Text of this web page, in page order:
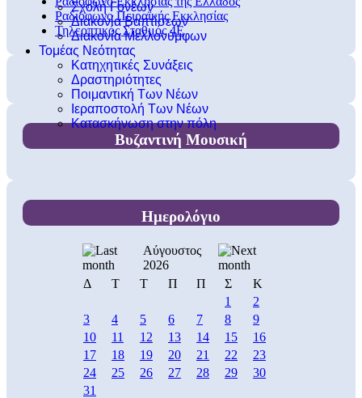
Σχολή Γονέων
Διακονία Βαπτίσεων
Διακονία Μελλονύμφων
Τομέας Νεότητας
Κατηχητικές Συνάξεις
Δραστηριότητες
Ποιμαντική Των Νέων
Ιεραποστολή Των Νέων
Κατασκήνωση στην πόλη
Ραδιόφωνο Πειραϊκής Εκκλησίας
Τηλεοπτικός Σταθμός 4Ε
Βυζαντινή Μουσική
Ημερολόγιο
Αύγουστος
2026
Δ
Τ Τ Π Π Σ
Κ
1
2
3
4 5 6 7 8
9
10
11 12 13 14 15
16
17
18 19 20 21 22
23
24
25 26 27 28 29
30
31